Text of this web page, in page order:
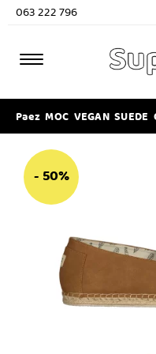
063 222 796
Paez MOC VEGAN SUEDE
- 50%